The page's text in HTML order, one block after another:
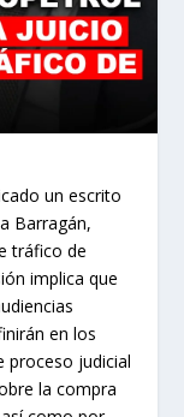
un escrito
Barragán,
tráfico de
implica que
en los
proceso judicial
la compra